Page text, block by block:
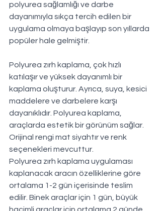
polyurea sağlamlığı ve darbe
dayanımıyla sıkça tercih edilen bir
uygulama olmaya başlayıp son yıllarda
popüler hale gelmiştir.
Polyurea zırh kaplama, çok hızlı
katılaşır ve yüksek dayanımlı bir
kaplama oluşturur. Ayrıca, suya, kesici
maddelere ve darbelere karşı
dayanıklıdır. Polyurea kaplama,
araçlarda estetik bir görünüm sağlar.
Orijinal rengi mat siyahtır ve renk
seçenekleri mevcuttur.
Polyurea zırh kaplama uygulaması
kaplanacak aracın özelliklerine göre
ortalama 1-2 gün içerisinde teslim
edilir. Binek araçlar için 1 gün, büyük